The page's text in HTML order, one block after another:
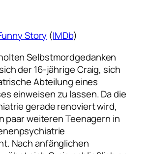
Story (IMDb)
Selbstmordgedanken
der 16-jährige Craig, sich
Abteilung eines
einweisen zu lassen. Da die
gerade renoviert wird,
paar weiteren Teenagern in
Nach anfänglichen